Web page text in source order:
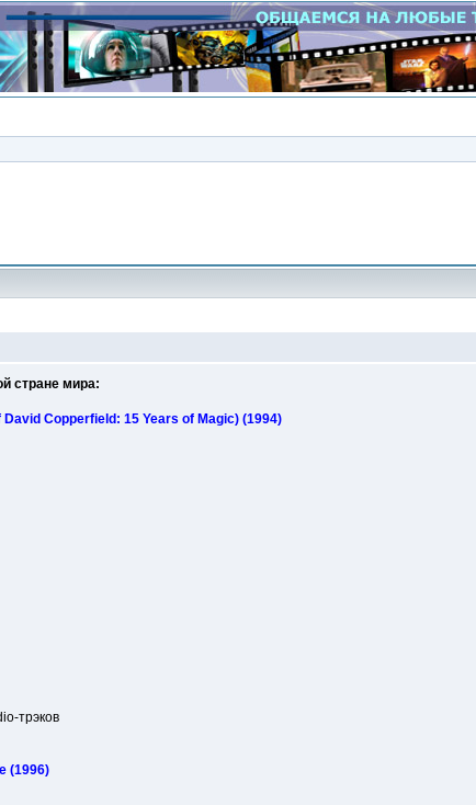
стране мира:
Copperfield: 15 Years of Magic) (1994)
трэков
(1996)